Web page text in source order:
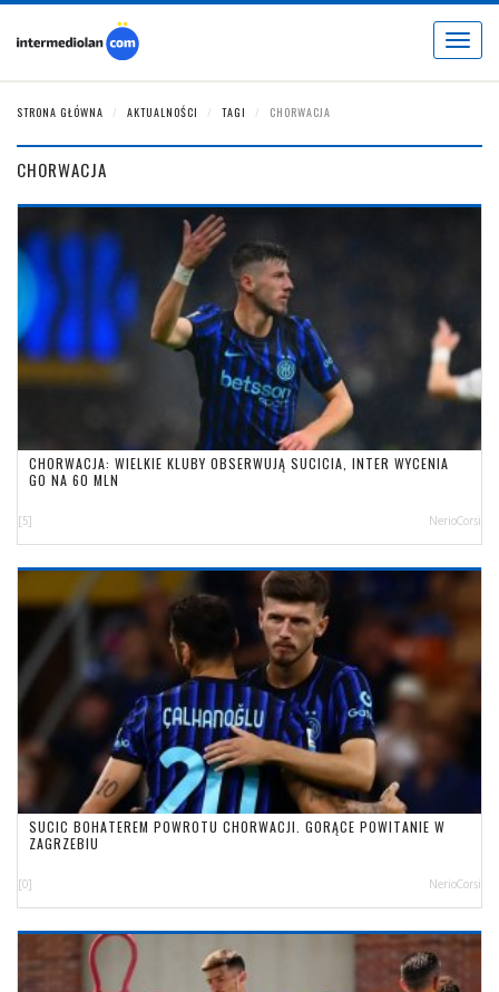
Toggle
STRONA GŁÓWNA AKTUALNOŚCI TAGI CHORWACJA
CHORWACJA
CHORWACJA: WIELKIE KLUBY OBSERWUJĄ SUCICIA, INTER WYCENIA
GO NA 60 MLN
[5] NerioCorsi
SUCIC BOHATEREM POWROTU CHORWACJI. GORĄCE POWITANIE W
ZAGRZEBIU
[0] NerioCorsi